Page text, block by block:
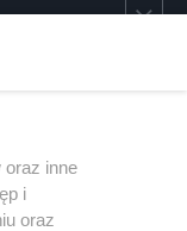
oraz inne
i
oraz